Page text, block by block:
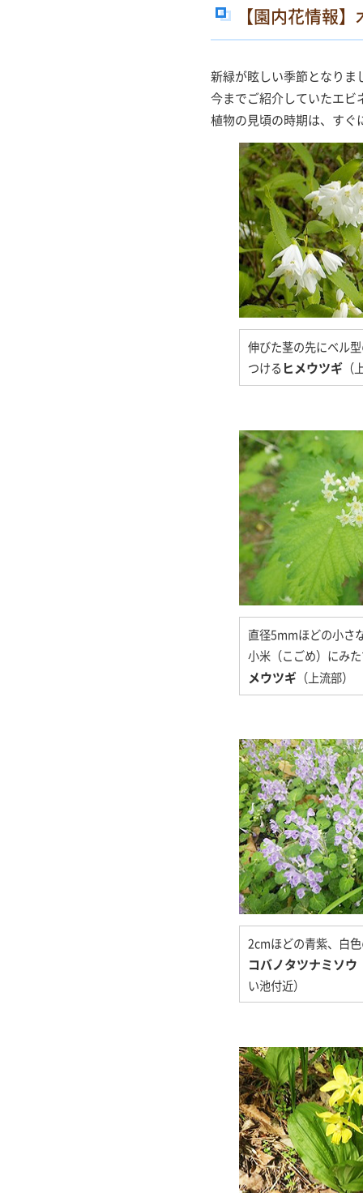
【園内花情報
新緑が眩しい季節となりま
今までご紹介していたエビ
植物の見頃の時期は、すぐ
伸びた茎の先にベル
つける ヒメウツギ
直径5mmほどの小さ
小米（こごめ）にみ
メウツギ （上流部）
2cmほどの青紫、白
コバノタツナミソウ
い池付近）